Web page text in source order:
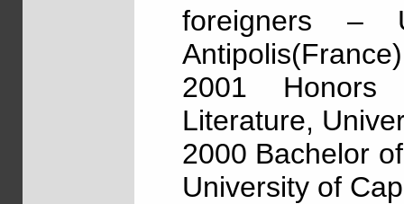
foreigners –
Antipolis(France)
2001
Literature,
2000 Bachelor
University of